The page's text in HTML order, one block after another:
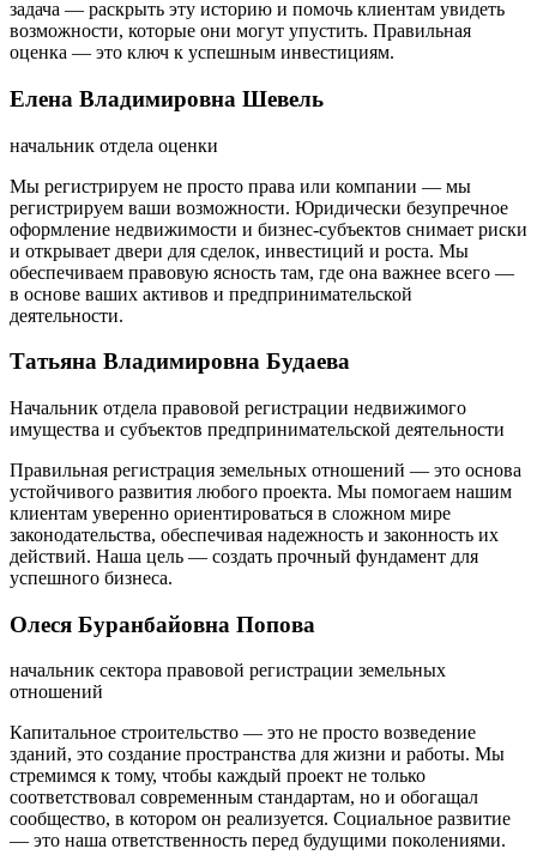
задача — раскрыть эту историю и помочь клиентам увидеть
возможности, которые они могут упустить. Правильная
оценка — это ключ к успешным инвестициям.
Елена Владимировна Шевель
начальник отдела оценки
Мы регистрируем не просто права или компании — мы
регистрируем ваши возможности. Юридически безупречное
оформление недвижимости и бизнес-субъектов снимает риски
и открывает двери для сделок, инвестиций и роста. Мы
обеспечиваем правовую ясность там, где она важнее всего —
в основе ваших активов и предпринимательской
деятельности.
Татьяна Владимировна Будаева
Начальник отдела правовой регистрации недвижимого
имущества и субъектов предпринимательской деятельности
Правильная регистрация земельных отношений — это основа
устойчивого развития любого проекта. Мы помогаем нашим
клиентам уверенно ориентироваться в сложном мире
законодательства, обеспечивая надежность и законность их
действий. Наша цель — создать прочный фундамент для
успешного бизнеса.
Олеся Буранбайовна Попова
начальник сектора правовой регистрации земельных
отношений
Капитальное строительство — это не просто возведение
зданий, это создание пространства для жизни и работы. Мы
стремимся к тому, чтобы каждый проект не только
соответствовал современным стандартам, но и обогащал
сообщество, в котором он реализуется. Социальное развитие
— это наша ответственность перед будущими поколениями.